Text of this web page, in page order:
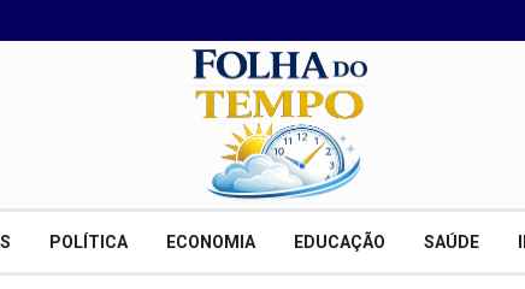
POLÍTICA ECONOMIA EDUCAÇÃO SAÚDE